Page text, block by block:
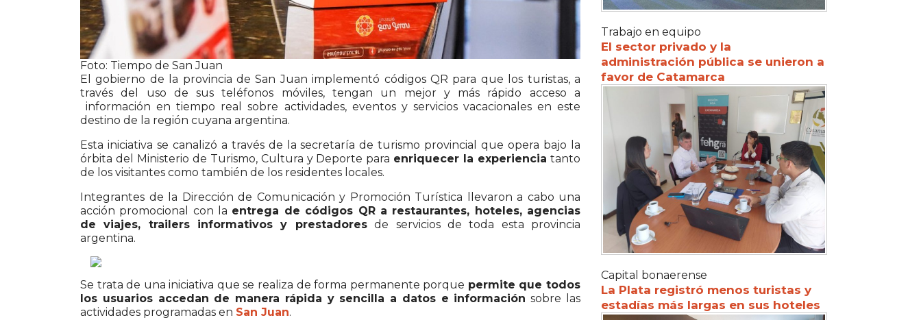
Foto: Tiempo de San Juan
El gobierno de la provincia de San Juan implementó códigos QR para que los turistas, a
través del uso de sus teléfonos móviles, tengan un mejor y más rápido acceso a
información en tiempo real sobre actividades, eventos y servicios vacacionales en este
destino de la región cuyana argentina.
Esta iniciativa se canalizó a través de la secretaría de turismo provincial que opera bajo la
órbita del Ministerio de Turismo, Cultura y Deporte para enriquecer la experiencia tanto
de los visitantes como también de los residentes locales.
Integrantes de la Dirección de Comunicación y Promoción Turística llevaron a cabo una
acción promocional con la entrega de códigos QR a restaurantes, hoteles, agencias
de viajes, trailers informativos y prestadoresde servicios de toda esta provincia
argentina.
Se trata de una iniciativa que se realiza de forma permanente porque permite que todos
los usuarios accedan de manera rápida y sencilla a datos e información sobre las
actividades programadas en San Juan.
Trabajo en equipo
El sector privado y la
administración pública se unieron a
favor de Catamarca
Capital bonaerense
La Plata registró menos turistas y
estadías más largas en sus hoteles